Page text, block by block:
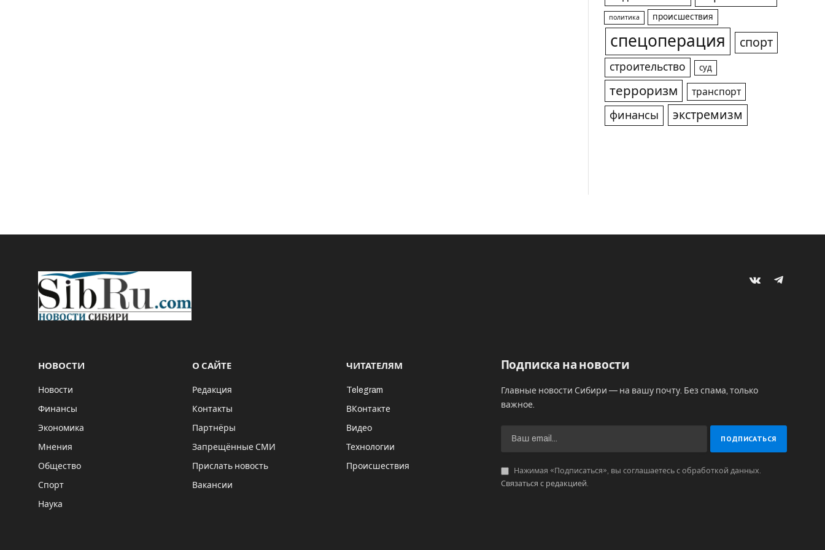
политика происшествия
спецоперация спорт
строительство суд
терроризм транспорт
финансы экстремизм
VKontakteTelegram
НОВОСТИ
Новости
Финансы
Экономика
Мнения
Общество
Спорт
Наука
О САЙТЕ
Редакция
Контакты
Партнёры
Запрещённые СМИ
Прислать новость
Вакансии
ЧИТАТЕЛЯМ
Telegram
ВКонтакте
Видео
Технологии
Происшествия
Подписка на новости
Главные новости Сибири — на вашу почту. Без спама, только
важное.
Нажимая «Подписаться», вы соглашаетесь с обработкой данных.
Связаться с редакцией